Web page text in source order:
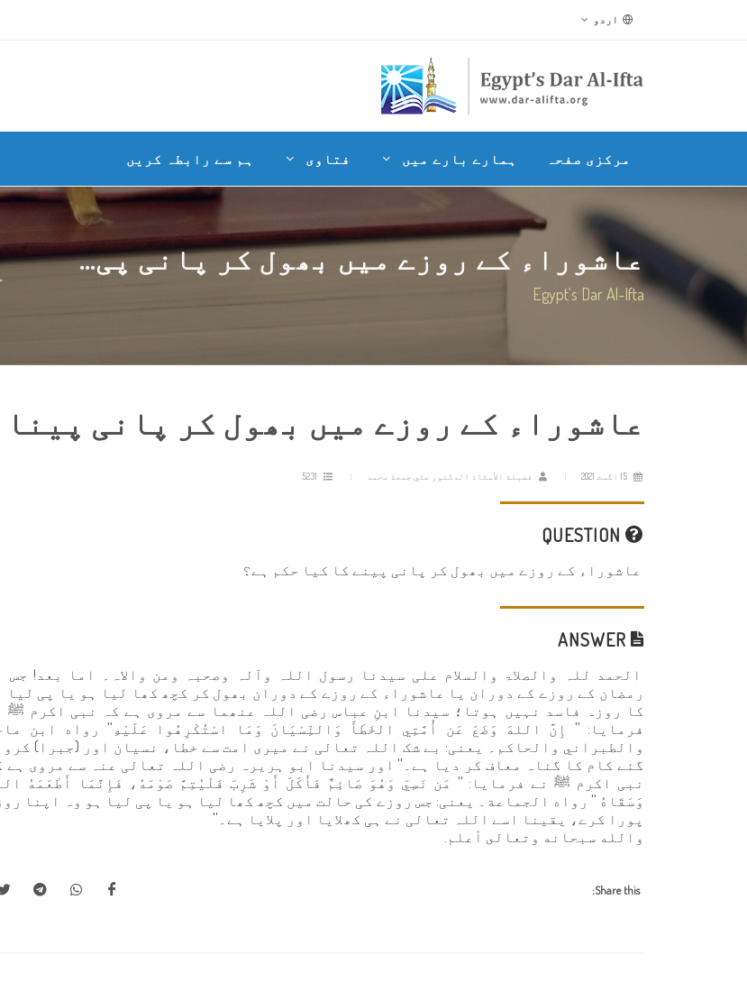
اردو
مرکزی صفحہ ہمارے بارے میں فتاوی ہم سے رابطہ کریں
عاشوراء کے روزے میں بھول کر پانی پی...
Egypt's Dar Al-Ifta
عاشوراء کے روزے میں بھول کر پانی پینا
فضيلة الأستاذ الدكتور علي جمعة محمد
عاشوراء کے روزے میں بھول کر پانی پینے کا کیا حکم ہے؟
الحمد للہ والصلاۃ والسلام علی سیدنا رسول اللہ وآلہ وصحبہ ومن والاہ۔ اما بعد! جس
رمضان کے روزے کے دوران یا عاشوراء کے روزے کے دوران بھول کر کچھ کھا لیا ہو یا پی لیا
کا روزہ فاسد نہیں ہوتا؛ سیدنا ابنِ عباس رضی اللہ عنھما سے مروی ہے کہ نبی اکرم ﷺ
فرمایا: '' إِنَّ اللهَ وَضَعَ عَن أُمَّتِي الخَطَأَ وَالنِّسْيَانَ وَمَا اسْتُكْرِهُوا عَلَيْهِ'' رواه ابن
والطبراني والحاكم۔ یعنی: بے شک اللہ تعالی نے میری امت سے خطا، نسیان اور (جبرا)
گئے کام کا گناہ معاف کر دیا ہے۔'' اور سیدنا ابو ہریرہ رضی اللہ تعالی عنہ سے مروی ہے
نبی اکرم ﷺ نے فرمایا: '' مَن نَسِيَ وَهُوَ صَائِمٌ فَأَكَلَ أَوْ شَرِبَ فَلْيُتِمَّ صَوْمَهُ، فَإِنَّمَا أَطْعَمَهُ
وَسَقَاهُ '' رواه الجماعة۔ یعنی: جس روزے کی حالت میں کچھ کھا لیا ہو یا پی لیا ہو وہ اپنا
پورا کرے، یقینا اسے اللہ تعالی نے ہی کھلایا اور پلایا ہے۔''
والله سبحانه وتعالى أعلم.
Share this: